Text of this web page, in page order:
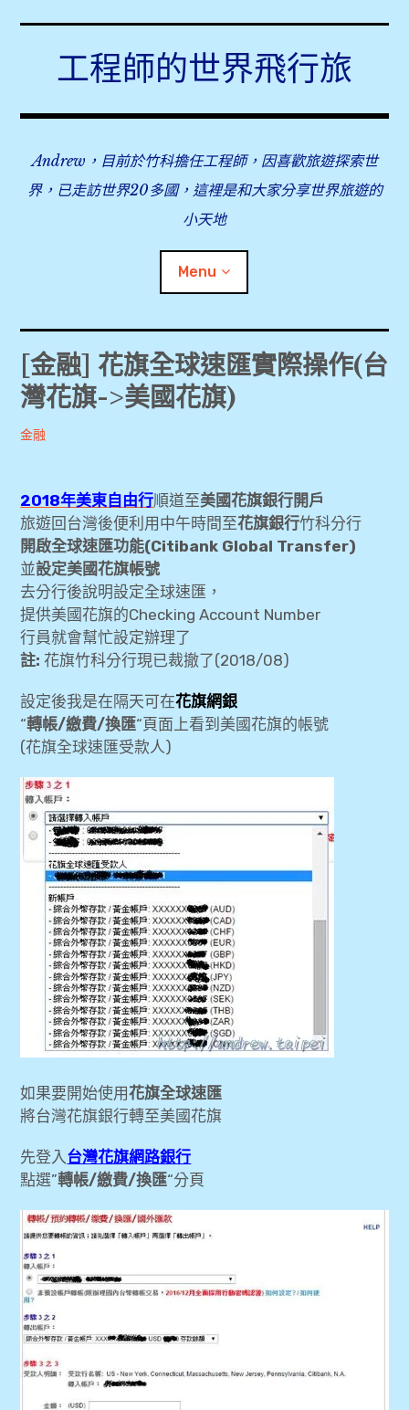
content工程師的世界飛行旅
Andrew，目前於竹科擔任工程師，因喜歡旅遊探索世
界，已走訪世界20多國，這裡是和大家分享世界旅遊的
小天地
Menu
旅行事前準備 child
menu
飛行紀錄
美洲旅遊
金融
[金融] 美國花旗開戶分享(紐約曼哈頓)含準備資
料
[金融] 花旗全球速匯實際操作(美國花旗->台灣
花旗)
[金融] 花旗全球速匯實際操作(台灣花旗->美國
花旗)
歐洲旅遊
[金融] 花旗全球速匯實際操作(台
灣花旗->美國花旗)
Andrew
2019-
金融
2018年美東自由行順道至美國花旗銀行開戶
旅遊回台灣後便利用中午時間至花旗銀行竹科分行
開啟全球速匯功能(Citibank Global Transfer)
並設定美國花旗帳號
去分行後說明設定全球速匯，
提供美國花旗的Checking Account Number
行員就會幫忙設定辦理了
註: 花旗竹科分行現已裁撤了(2018/08)
設定後我是在隔天可在花旗網銀
“轉帳/繳費/換匯“頁面上看到美國花旗的帳號
(花旗全球速匯受款人)
如果要開始使用花旗全球速匯
將台灣花旗銀行轉至美國花旗
先登入台灣花旗網路銀行
點選”轉帳/繳費/換匯“分頁